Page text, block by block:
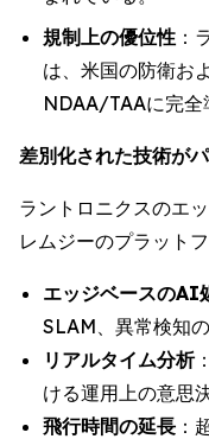
規制上の優位性 ：
は、米国の防衛お
NDAA/TAAに完全
差別化された技術が
ラントロニクスのエ
レムジーのプラット
エッジベースのAI
SLAM、異常検知
リアルタイム分析
ける運用上の意思
飛行時間の延長 ：